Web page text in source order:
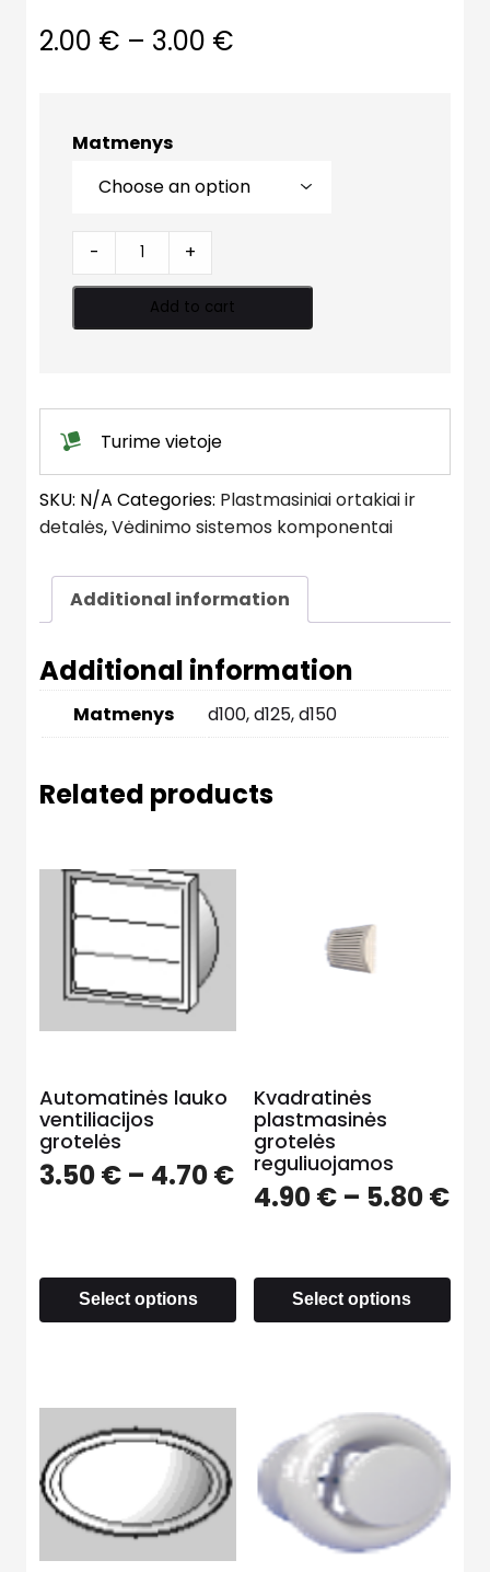
2.00 € – 3.00 €
Matmenys
quantity
- +
Add to cart
Turime vietoje
SKU: N/A Categories: Plastmasiniai ortakiai ir
detalės,Vėdinimo sistemos komponentai
Additional information
Additional information
Matmenys d100, d125, d150
Related products
Automatinės lauko
ventiliacijos
grotelės
3.50€ – 4.70€
Select options
Kvadratinės
plastmasinės
grotelės
reguliuojamos
4.90€– 5.80€
Select options